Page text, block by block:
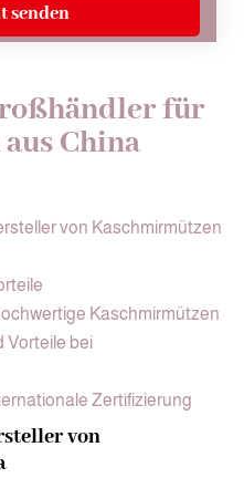
senden
für
China
von Kaschmirmützen
Kaschmirmützen
Vorteile bei
Zertifizierung
von